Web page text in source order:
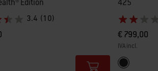
Edition
3.4 (10)
425
€ 799,00
IVA incl.
Color Options
Nero